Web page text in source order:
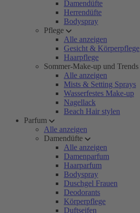
Damendüfte
Herrendüfte
Bodyspray
Pflege
Alle anzeigen
Gesicht & Körperpflege
Haarpflege
Sommer-Make-up und Trends
Alle anzeigen
Mists & Setting Sprays
Wasserfestes Make-up
Nagellack
Beach Hair stylen
Parfum
Alle anzeigen
Damendüfte
Alle anzeigen
Damenparfum
Haarparfum
Bodyspray
Duschgel Frauen
Deodorants
Körperpflege
Duftseifen